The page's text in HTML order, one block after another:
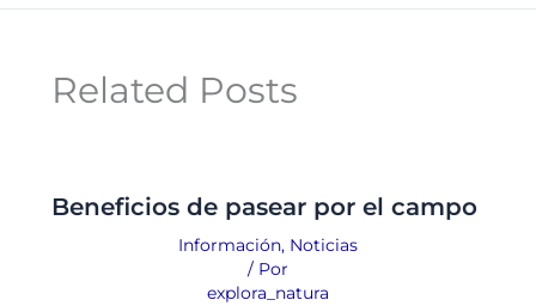
Related Posts
Beneficios de pasear por el campo
Información, Noticias
/ Por
explora_natura